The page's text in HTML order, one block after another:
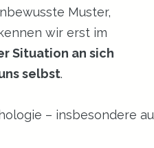
Muster,
wir erst im
Situation an sich
selbst.
– insbesondere